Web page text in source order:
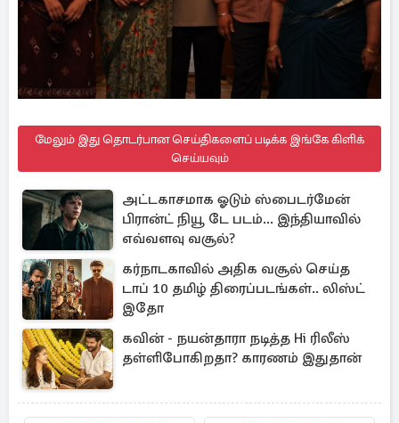
மேலும் இது தொடர்பான செய்திகளைப் படிக்க இங்கே கிளிக்
செய்யவும்
அட்டகாசமாக ஓடும் ஸ்பைடர்மேன்
பிரான்ட் நியூ டே படம்... இந்தியாவில்
எவ்வளவு வசூல்?
கர்நாடகாவில் அதிக வசூல் செய்த
டாப் 10 தமிழ் திரைப்படங்கள்.. லிஸ்ட்
இதோ
கவின் - நயன்தாரா நடித்த Hi ரிலீஸ்
தள்ளிபோகிறதா? காரணம் இதுதான்